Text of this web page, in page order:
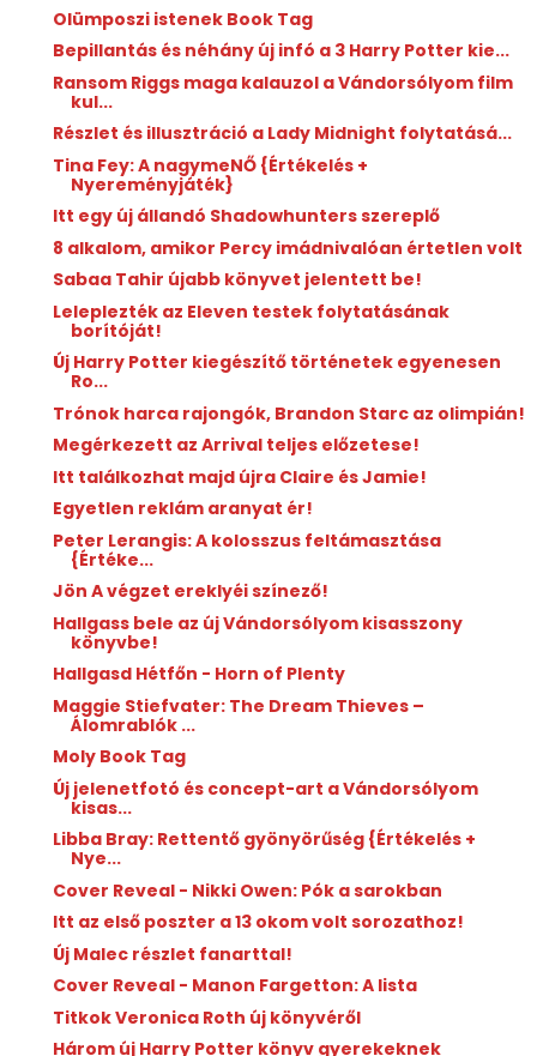
Olümposzi istenek Book Tag
Bepillantás és néhány új infó a 3 Harry Potter kie...
Ransom Riggs maga kalauzol a Vándorsólyom film
kul...
Részlet és illusztráció a Lady Midnight folytatásá...
Tina Fey: A nagymeNŐ {Értékelés +
Nyereményjáték}
Itt egy új állandó Shadowhunters szereplő
8 alkalom, amikor Percy imádnivalóan értetlen volt
Sabaa Tahir újabb könyvet jelentett be!
Leleplezték az Eleven testek folytatásának
borítóját!
Új Harry Potter kiegészítő történetek egyenesen
Ro...
Trónok harca rajongók, Brandon Starc az olimpián!
Megérkezett az Arrival teljes előzetese!
Itt találkozhat majd újra Claire és Jamie!
Egyetlen reklám aranyat ér!
Peter Lerangis: A ​kolosszus feltámasztása
{Értéke...
Jön A végzet ereklyéi színező!
Hallgass bele az új Vándorsólyom kisasszony
könyvbe!
Hallgasd Hétfőn - Horn of Plenty
Maggie Stiefvater: The Dream Thieves –
Álomrablók ...
Moly Book Tag
Új jelenetfotó és concept-art a Vándorsólyom
kisas...
Libba Bray: Rettentő ​gyönyörűség {Értékelés +
Nye...
Cover Reveal - Nikki Owen: Pók a sarokban
Itt az első poszter a 13 okom volt sorozathoz!
Új Malec részlet fanarttal!
Cover Reveal - Manon Fargetton: A lista
Titkok Veronica Roth új könyvéről
Három új Harry Potter könyv gyerekeknek